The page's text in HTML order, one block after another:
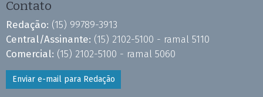
Contato
Redação: (15) 99789-3913
Central/Assinante: (15) 2102-5100 - ramal 5110
Comercial: (15) 2102-5100 - ramal 5060
Enviar e-mail para Redação